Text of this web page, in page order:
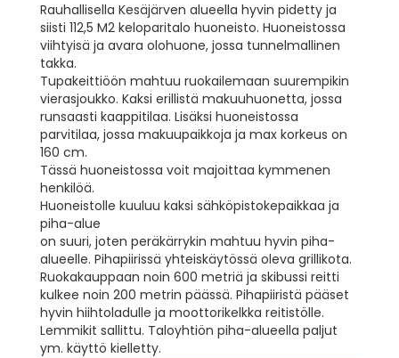
Rauhallisella Kesäjärven alueella hyvin pidetty ja
siisti 112,5 M2 keloparitalo huoneisto. Huoneistossa
viihtyisä ja avara olohuone, jossa tunnelmallinen
takka.
Tupakeittiöön mahtuu ruokailemaan suurempikin
vierasjoukko. Kaksi erillistä makuuhuonetta, jossa
runsaasti kaappitilaa. Lisäksi huoneistossa
parvitilaa, jossa makuupaikkoja ja max korkeus on
160 cm.
Tässä huoneistossa voit majoittaa kymmenen
henkilöä.
Huoneistolle kuuluu kaksi sähköpistokepaikkaa ja
piha-alue
on suuri, joten peräkärrykin mahtuu hyvin piha-
alueelle. Pihapiirissä yhteiskäytössä oleva grillikota.
Ruokakauppaan noin 600 metriä ja skibussi reitti
kulkee noin 200 metrin päässä. Pihapiiristä pääset
hyvin hiihtoladulle ja moottorikelkka reitistölle.
Lemmikit sallittu. Taloyhtiön piha-alueella paljut
ym. käyttö kielletty.